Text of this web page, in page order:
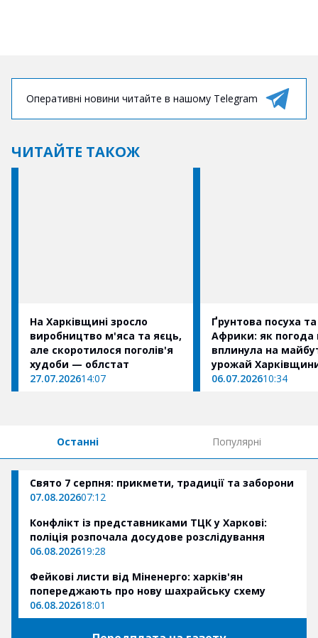
Оперативні новини читайте в нашому Telegram
ЧИТАЙТЕ ТАКОЖ
На Харківщині зросло
виробництво м'яса та яєць,
але скоротилося поголів'я
худоби — облстат
27.07.202614:07
Ґрунтова посуха
Африки: як погода
вплинула на
урожай
06.07.202610:34
Останні Популярні
Свято 7 серпня: прикмети, традиції та заборони
07.08.202607:12
Конфлікт із представниками ТЦК у Харкові:
поліція розпочала досудове розслідування
06.08.202619:28
Фейкові листи від Міненерго: харків'ян
попереджають про нову шахрайську схему
06.08.202618:01